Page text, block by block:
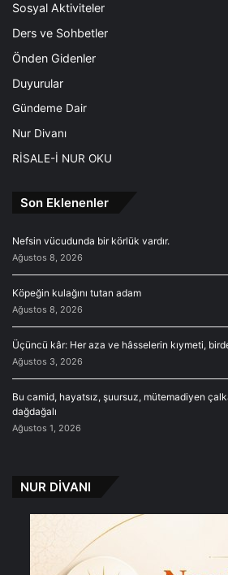
Sosyal Aktiviteler
Ders ve Sohbetler
Önden Gidenler
Duyurular
Gündeme Dair
Nur Divanı
RİSALE-İ NUR OKU
Son Eklenenler
Nefsin vücudunda bir körlük vardır.
Ağustos 8, 2026
Köpeğin kulağını tutan adam
Ağustos 8, 2026
Üçüncü kâr: Her aza ve hâsselerin kıymeti,
Ağustos 3, 2026
Bu camid, hayatsız, şuursuz, mütemadiyen
dağdağalı
Ağustos 1, 2026
NUR DİVANI